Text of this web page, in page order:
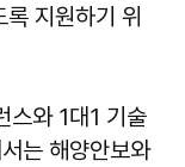
지원하기 위
스와 1대1 기술
는 해양안보와